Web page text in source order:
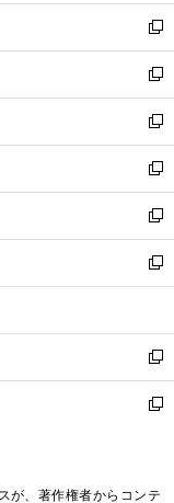
く
ウ
で
開
く
ン
ド
ウ
で
開
く
ウ
ィ
ン
ド
ウ
で
開
く
し
い
ウ
ィ
ン
ド
ウ
で
開
く
新
し
い
ウ
ィ
ン
ド
ウ
で
開
く
新
し
い
ウ
ィ
ン
ド
ウ
で
開
新
し
い
ウ
ィ
ン
ド
ウ
開
く
新
し
い
ウ
ィ
ン
ウ
で
開
く
新
し
い
ウ
ン
ド
ウ
で
新
し
ウ
ィ
ン
ド
く
新
し
い
新
が、著作権者からコンテ